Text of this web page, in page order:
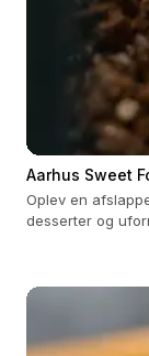
Aarhus Sweet
Oplev en
desserter og